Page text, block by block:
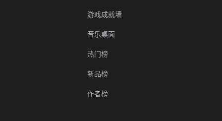
游戏成就墙
音乐桌面
热门榜
新品榜
作者榜